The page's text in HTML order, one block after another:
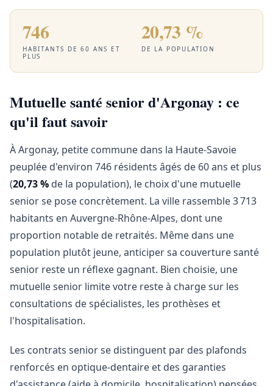
746
HABITANTS DE 60 ANS ET
PLUS
20,73 %
DE LA POPULATION
Mutuelle santé senior d'Argonay : ce
qu'il faut savoir
À Argonay, petite commune dans la Haute-Savoie
peuplée d'environ 746 résidents âgés de 60 ans et plus
(20,73 % de la population), le choix d'une mutuelle
senior se pose concrètement. La ville rassemble 3 713
habitants en Auvergne-Rhône-Alpes, dont une
proportion notable de retraités. Même dans une
population plutôt jeune, anticiper sa couverture santé
senior reste un réflexe gagnant. Bien choisie, une
mutuelle senior limite votre reste à charge sur les
consultations de spécialistes, les prothèses et
l'hospitalisation.
Les contrats senior se distinguent par des plafonds
renforcés en optique-dentaire et des garanties